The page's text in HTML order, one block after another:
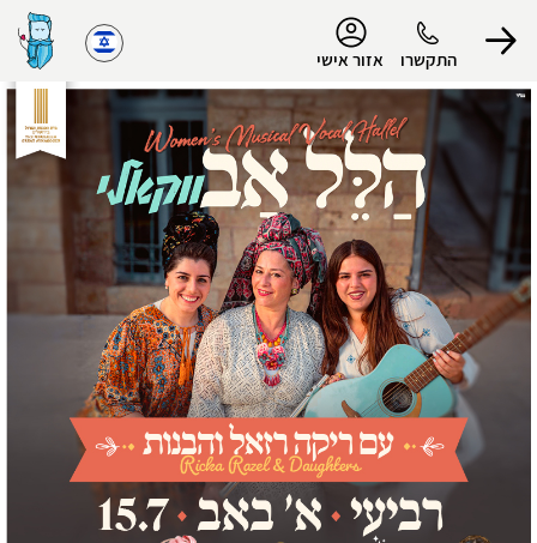
התקשרו אזור אישי
הפרופיל שלי
התנתק